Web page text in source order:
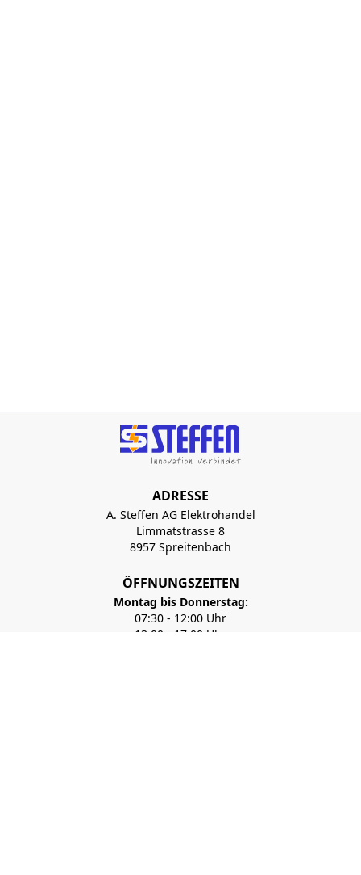
ADRESSE
A. Steffen AG Elektrohandel
Limmatstrasse 8
8957 Spreitenbach
ÖFFNUNGSZEITEN
Montag bis Donnerstag:
07:30 - 12:00 Uhr
13:00 - 17:00 Uhr